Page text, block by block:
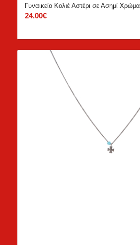
Γυναικείο Κολιέ Αστέρι σε Ασημί Χρώμα
24.00€